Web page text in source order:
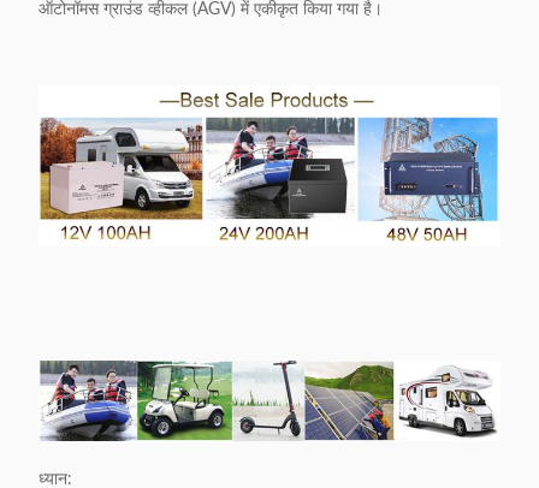
ऑटोनॉमस ग्राउंड व्हीकल (AGV) में एकीकृत किया गया है।
ध्यान: